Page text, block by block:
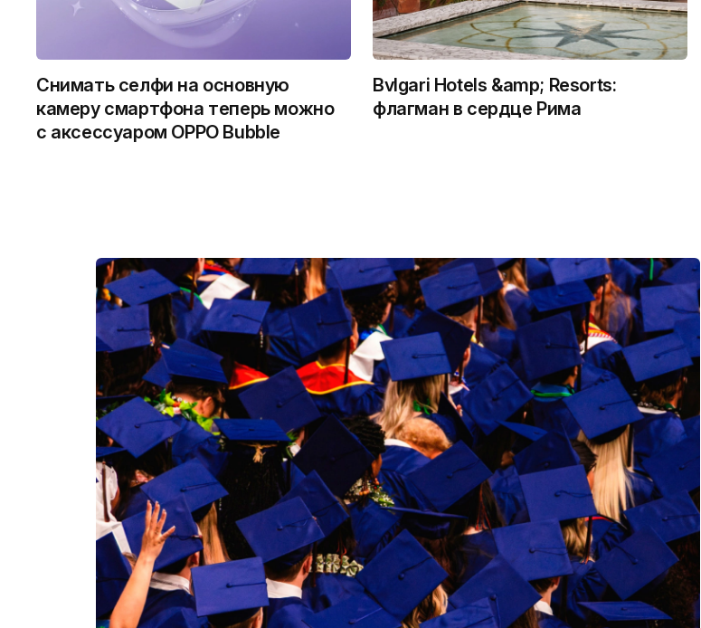
Снимать селфи на основную
камеру смартфона теперь можно
с аксессуаром OPPO Bubble
Bvlgari Hotels &amp; Resorts:
флагман в сердце Рима